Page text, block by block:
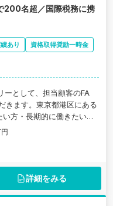
200名超／国際税務に携
あり
資格取得奨励一時金
ーとして、担当顧客のFA
きます。東京都港区にある
方・長期的に働きたい方
詳細をみる